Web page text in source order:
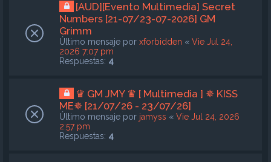
[AUD][Evento Multimedia] Secret
Numbers [21-07/23-07-2026] GM
Grimm
Último mensaje por xforbidden « Vie Jul 24,
2026 7:07 pm
Respuestas: 4
♛ GM JMY ♛ [ Multimedia ] ✵ KISS
ME✵ [21/07/26 - 23/07/26]
Último mensaje por jamyss « Vie Jul 24, 2026
2:57 pm
Respuestas: 4